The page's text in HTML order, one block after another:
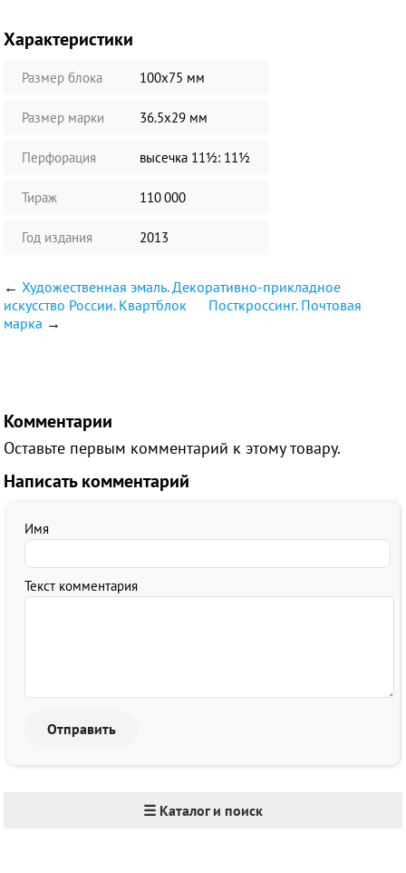
Характеристики
Размер блока 100х75 мм
Размер марки 36.5х29 мм
Перфорация высечка 11½: 11½
Тираж 110 000
Год издания 2013
←Художественная эмаль. Декоративно-прикладное
искусство России. Квартблок
Посткроссинг. Почтовая
марка →
Комментарии
Оставьте первым комментарий к этому товару.
Написать комментарий
Имя
Текст комментария
☰ Каталог и поиск